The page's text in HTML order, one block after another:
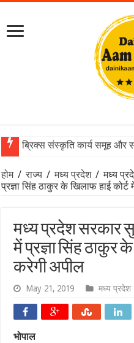
ब्रिक्स संस्कृति कार्य समूह और
होम / राज्य / मध्य प्रदेश / मध्य
प्रज्ञा सिंह ठाकुर के खिलाफ हाई
मध्य प्रदेश सरकार
में प्रज्ञा सिंह ठाकुर
करेगी अपील
May 21, 2019 मध्य प्रदेश
भोपाल